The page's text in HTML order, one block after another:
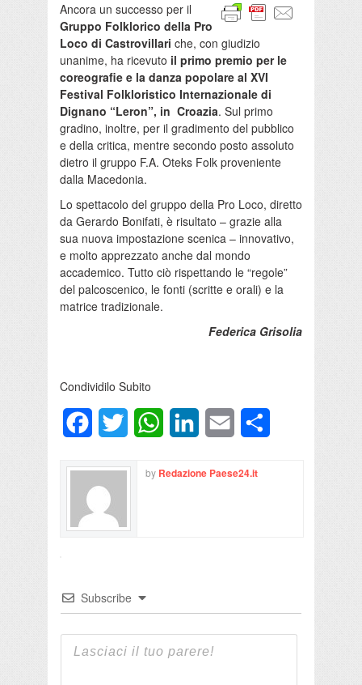
Ancora un successo per il
Gruppo Folklorico della Pro
Loco di Castrovillari che, con giudizio
unanime, ha ricevuto il primo premio per le
coreografie e la danza popolare al XVI
Festival Folkloristico Internazionale di
Dignano “Leron”, in Croazia. Sul primo
gradino, inoltre, per il gradimento del pubblico
e della critica, mentre secondo posto assoluto
dietro il gruppo F.A. Oteks Folk proveniente
dalla Macedonia.
Lo spettacolo del gruppo della Pro Loco, diretto
da Gerardo Bonifati, è risultato – grazie alla
sua nuova impostazione scenica – innovativo,
e molto apprezzato anche dal mondo
accademico. Tutto ciò rispettando le “regole”
del palcoscenico, le fonti (scritte e orali) e la
matrice tradizionale.
Federica Grisolia
Condividilo Subito
FacebookTwitter WhatsAppLinkedInEmail
by Redazione Paese24.it
Subscribe